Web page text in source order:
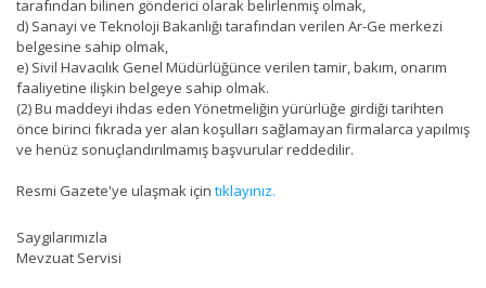
tarafından bilinen gönderici olarak belirlenmiş olmak,
d) Sanayi ve Teknoloji Bakanlığı tarafından verilen Ar-Ge merkezi
belgesine sahip olmak,
e) Sivil Havacılık Genel Müdürlüğünce verilen tamir, bakım, onarım
faaliyetine ilişkin belgeye sahip olmak.
(2) Bu maddeyi ihdas eden Yönetmeliğin yürürlüğe girdiği tarihten
önce birinci fıkrada yer alan koşulları sağlamayan firmalarca yapılmış
ve henüz sonuçlandırılmamış başvurular reddedilir.
Resmi Gazete'ye ulaşmak için tıklayınız.
Saygılarımızla
Mevzuat Servisi